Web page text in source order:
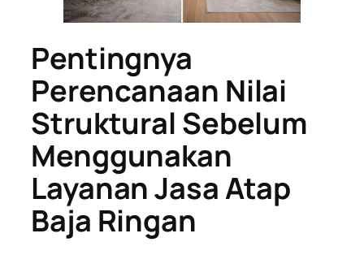
Pentingnya
Perencanaan Nilai
Struktural Sebelum
Menggunakan
Layanan Jasa Atap
Baja Ringan